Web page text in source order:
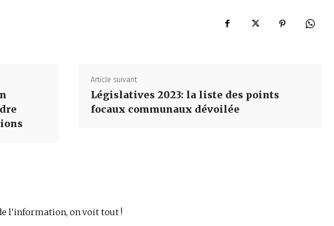
Article suivant
Législatives 2023: la liste des points
focaux communaux dévoilée
l'information, on voit tout !